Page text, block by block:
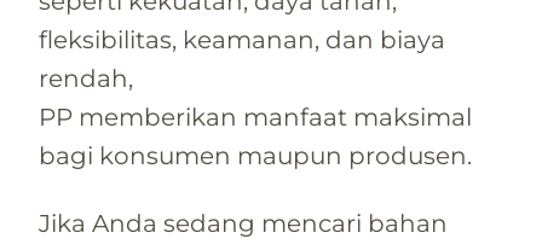
fleksibilitas, keamanan, dan biaya
rendah,
PP memberikan manfaat maksimal
bagi konsumen maupun produsen.
Jika Anda sedang mencari bahan